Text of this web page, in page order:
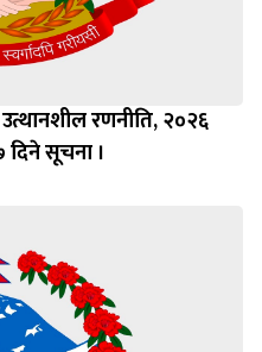
रणनीति, २०२६
सूचना ।